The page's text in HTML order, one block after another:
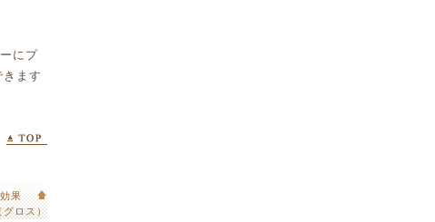
にプ
ます
果
グロス）